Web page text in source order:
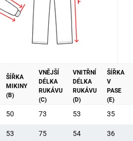
ŠÍŘKA
MIKINY
(B)
VNĚJŠÍ
DÉLKA
RUKÁVU
(C)
VNITŘNÍ
DÉLKA
RUKÁVU
(D)
ŠÍŘKA
V
PASE
(E)
50 73 53 35
53 75 54 36